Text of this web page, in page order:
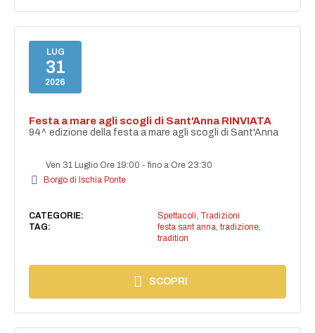
LUG
31
2026
Festa a mare agli scogli di Sant'Anna RINVIATA
94^ edizione della festa a mare agli scogli di Sant'Anna
Ven 31 Luglio Ore 19:00 -fino a Ore 23:30
Borgo di Ischia Ponte
CATEGORIE: Spettacoli, Tradizioni
TAG:
festa sant anna, tradizione,
tradition
SCOPRI